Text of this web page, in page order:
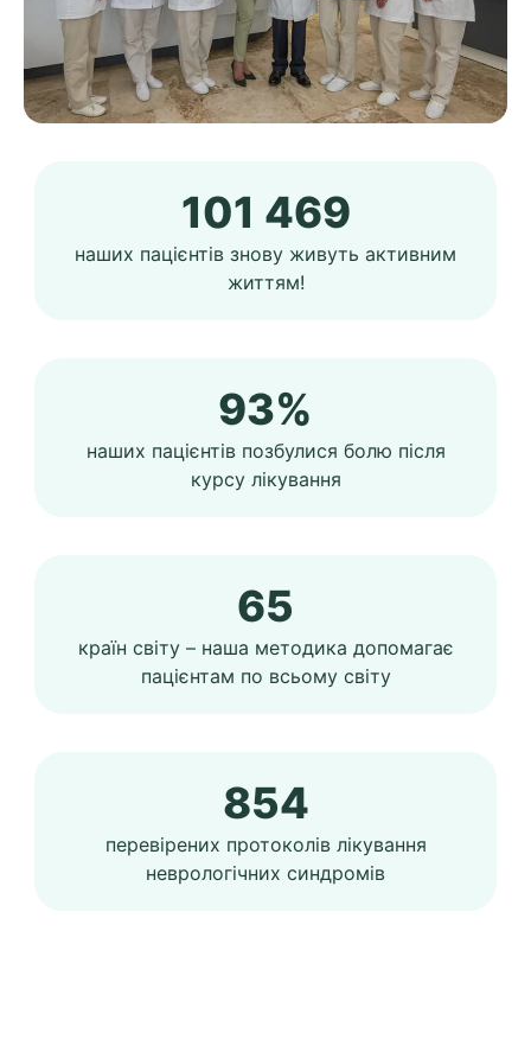
101 469
наших пацієнтів знову живуть активним
життям!
93%
наших пацієнтів позбулися болю після
курсу лікування
65
країн світу – наша методика допомагає
пацієнтам по всьому світу
854
перевірених протоколів лікування
неврологічних синдромів